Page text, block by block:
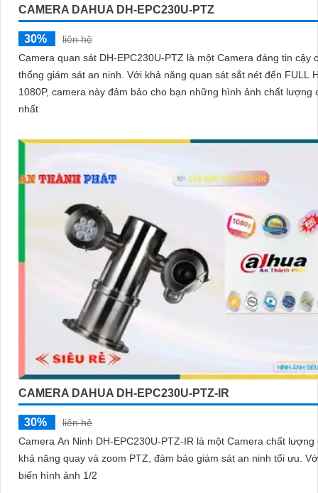
CAMERA DAHUA DH-EPC230U-PTZ
30%
liên hệ
Camera quan sát DH-EPC230U-PTZ là một Camera đáng tin cậy
thống giám sát an ninh. Với khả năng quan sát sắt nét đến FULL HD
1080P, camera này đảm bảo cho bạn những hình ảnh chất lượng
nhất
CAMERA DAHUA DH-EPC230U-PTZ-IR
30%
liên hệ
Camera An Ninh DH-EPC230U-PTZ-IR là một Camera chất lượng
khả năng quay và zoom PTZ, đảm bảo giám sát an ninh tối ưu. Với cảm
biến hình ảnh 1/2